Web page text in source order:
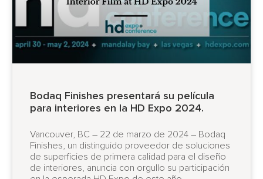
Bodaq Finishes presentará su película
para interiores en la HD Expo 2024.
Vancouver, BC – 22 de marzo de 2024 – Bodaq
Finishes, un distinguido proveedor de soluciones
de superficies de primera calidad para el diseño
de interiores, anuncia con orgullo su participación